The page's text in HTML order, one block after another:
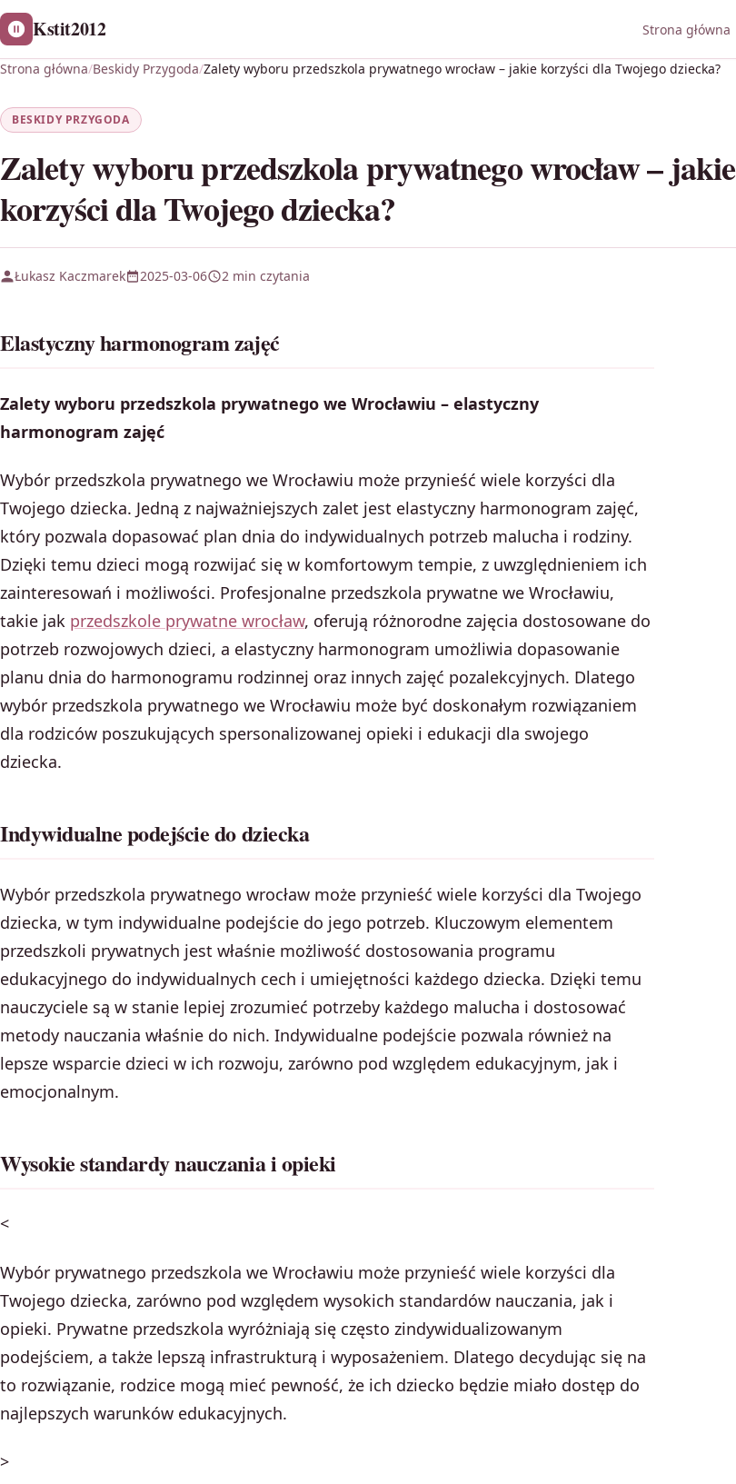
Kstit2012 Strona główna
Strona główna/Beskidy Przygoda/Zalety wyboru przedszkola prywatnego wrocław – jakie korzyści dla Twojego dziecka?
BESKIDY PRZYGODA
Zalety wyboru przedszkola prywatnego wrocław – jakie
korzyści dla Twojego dziecka?
Łukasz Kaczmarek 2025-03-06 2 min czytania
Elastyczny harmonogram zajęć
Zalety wyboru przedszkola prywatnego we Wrocławiu – elastyczny
harmonogram zajęć
Wybór przedszkola prywatnego we Wrocławiu może przynieść wiele korzyści dla
Twojego dziecka. Jedną z najważniejszych zalet jest elastyczny harmonogram zajęć,
który pozwala dopasować plan dnia do indywidualnych potrzeb malucha i rodziny.
Dzięki temu dzieci mogą rozwijać się w komfortowym tempie, z uwzględnieniem ich
zainteresowań i możliwości. Profesjonalne przedszkola prywatne we Wrocławiu,
takie jak przedszkole prywatne wrocław, oferują różnorodne zajęcia dostosowane do
potrzeb rozwojowych dzieci, a elastyczny harmonogram umożliwia dopasowanie
planu dnia do harmonogramu rodzinnej oraz innych zajęć pozalekcyjnych. Dlatego
wybór przedszkola prywatnego we Wrocławiu może być doskonałym rozwiązaniem
dla rodziców poszukujących spersonalizowanej opieki i edukacji dla swojego
dziecka.
Indywidualne podejście do dziecka
Wybór przedszkola prywatnego wrocław może przynieść wiele korzyści dla Twojego
dziecka, w tym indywidualne podejście do jego potrzeb. Kluczowym elementem
przedszkoli prywatnych jest właśnie możliwość dostosowania programu
edukacyjnego do indywidualnych cech i umiejętności każdego dziecka. Dzięki temu
nauczyciele są w stanie lepiej zrozumieć potrzeby każdego malucha i dostosować
metody nauczania właśnie do nich. Indywidualne podejście pozwala również na
lepsze wsparcie dzieci w ich rozwoju, zarówno pod względem edukacyjnym, jak i
emocjonalnym.
Wysokie standardy nauczania i opieki
<
Wybór prywatnego przedszkola we Wrocławiu może przynieść wiele korzyści dla
Twojego dziecka, zarówno pod względem wysokich standardów nauczania, jak i
opieki. Prywatne przedszkola wyróżniają się często zindywidualizowanym
podejściem, a także lepszą infrastrukturą i wyposażeniem. Dlatego decydując się na
to rozwiązanie, rodzice mogą mieć pewność, że ich dziecko będzie miało dostęp do
najlepszych warunków edukacyjnych.
>